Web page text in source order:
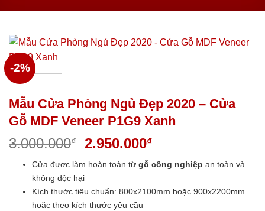
-2%
Mẫu Cửa Phòng Ngủ Đẹp 2020 – Cửa
Gỗ MDF Veneer P1G9 Xanh
3.000.000₫
Giá
là:
3.000.000₫.
2.950.000₫Giá
hiện
tại
là:
2.950.000₫.
Cửa được làm hoàn toàn từ gỗ công nghiệp an toàn và
không độc hại
Kích thước tiêu chuẩn: 800x2100mm hoặc 900x2200mm
hoặc theo kích thước yêu cầu